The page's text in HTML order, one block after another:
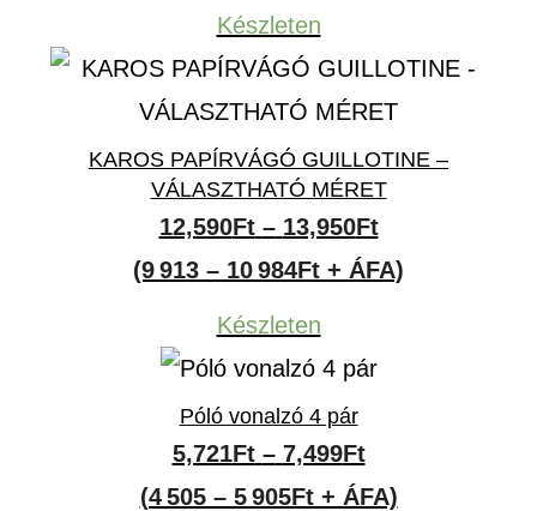
Készleten
KAROS PAPÍRVÁGÓ GUILLOTINE –
VÁLASZTHATÓ MÉRET
12,590Ft – 13,950FtÁrtartomány:
12,590Ft
(9 913 – 10 984Ft + ÁFA)
Készleten
Póló vonalzó 4 pár
5,721Ft – 7,499FtÁrtartomány:
5,721Ft
(4 505 – 5 905Ft + ÁFA)